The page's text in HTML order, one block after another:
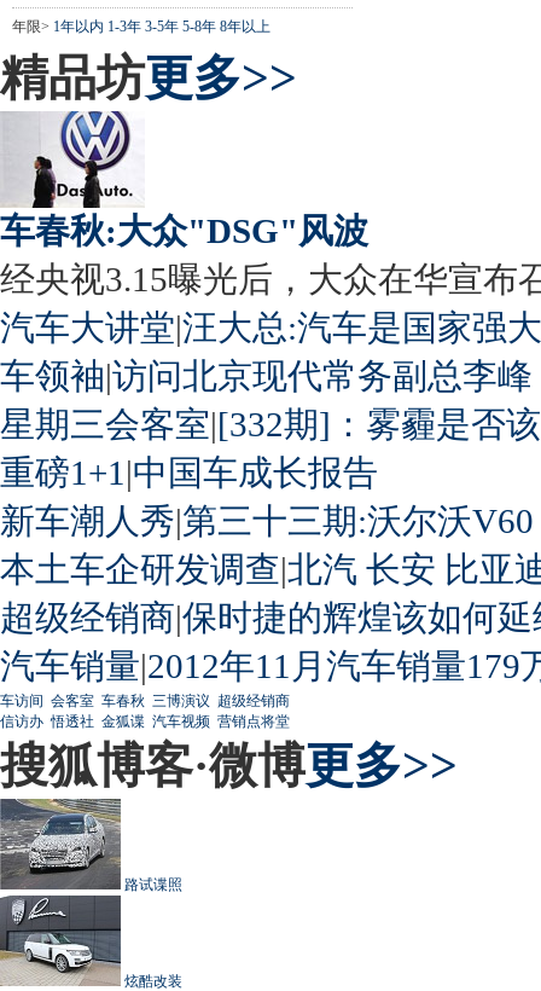
年限> 1年以内 1-3年 3-5年 5-8年 8年以上
精品坊更多>>
车春秋:大众"DSG"风波
经央视3.15曝光后，大众在华宣布
汽车大讲堂|汪大总:汽车是国家强
车领袖|访问北京现代常务副总李峰
星期三会客室|[332期]：雾霾是否
重磅1+1 |中国车成长报告
新车潮人秀|第三十三期:沃尔沃
本土车企研发调查|北汽 长安 比亚
超级经销商|保时捷的辉煌该如何延
汽车销量|2012年11月汽车销量179
车访间 会客室 车春秋 三博演议 超级经销商
信访办 悟透社 金狐谍 汽车视频 营销点将堂
搜狐博客·微博更多>>
路试谍照
炫酷改装